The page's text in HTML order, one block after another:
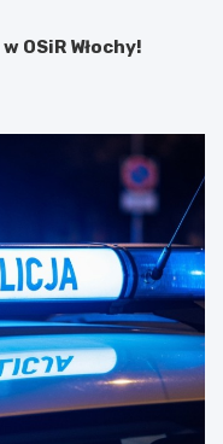
OSiR Włochy!